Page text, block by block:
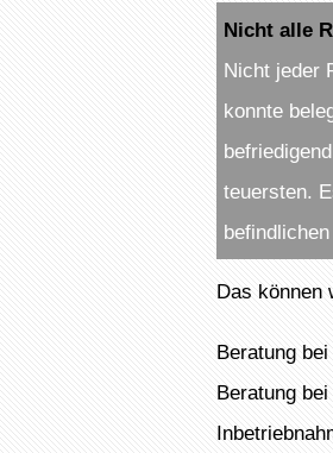
Nicht alle
Nicht jeder
konnte
teuersten.
Das können
Beratung
Beratung